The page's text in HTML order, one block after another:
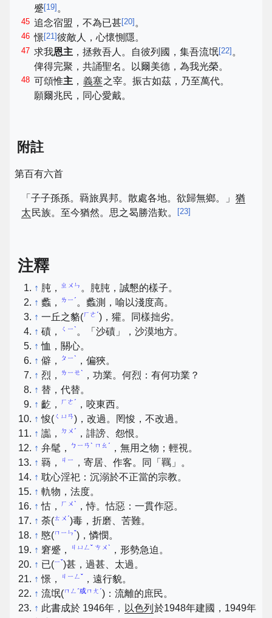
蹙[19] 。
45 追念宿盟，不為已甚[20] 。
46 憬[21]彼敵人，心懷惻隱。
47 求我恩主 ，拯救吾人。自彼列國，集吾流氓[22] 。
俾得完聚，共誦聖名。以爾美德，為我光榮。
48 可頌惟主 ， 義塞之宰。振古如茲，乃至萬代。
願爾兆民，同心愛戴。
附註
第百有六首
「子子孫孫。羇旅異邦。散處各地。欲歸無鄉。」 猶
太 民族。至今猶然。思之曷勝浩歎。 [23]
注釋
↑ 肫， ㄓㄨㄣ 。肫肫，誠懇的樣子。
↑ 蠡， ㄌㄧˊ 。蠡測，喻以淺度高。
↑ 一丘之貉(ㄏㄜˊ)，獾。同樣拙劣。
↑ 磧， ㄑㄧˋ 。「沙磧」，沙漠地方。
↑ 恤，關心。
↑ 僻， ㄆㄧˋ
，偏狹。
↑ 烈， ㄌㄧㄝˋ
，功業。何烈：有何功業？
↑ 替，代替。
↑ 齕， ㄏㄜˊ
，咬東西。
↑ 悛( ㄑㄩㄢ)，改過。罔悛，不改過。
↑ 讟， ㄉㄨˊ
，誹謗、怨恨。
↑ 弁髦， ㄅㄧㄢˋ ㄇㄠˊ
，無用之物；輕視。
↑ 羇， ㄐㄧ
，寄居、作客。同「羈」。
↑ 耽心淫祀：沉溺於不正當的宗教。
↑ 軌物，法度。
↑ 怙， ㄏㄨˋ
，恃。怙惡：一貫作惡。
↑ 荼(ㄊㄨˊ)毒，折磨、苦難。
↑ 愍(ㄇㄧㄣˇ)，憐憫。
↑ 窘蹙， ㄐㄩㄥˇ ㄘㄨˋ
，形勢急迫。
↑ 已(ㄧˇ)甚，過甚、太過。
↑ 憬， ㄐㄧㄥˇ ，遠行貌。
↑ 流氓(ㄇㄥˊ或ㄇㄤˊ)：流離的庶民。
↑ 此書成於 1946年， 以色列 於1948年建國，1949年